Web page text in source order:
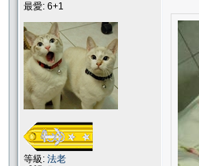
最愛: 6+1
等級: 法老